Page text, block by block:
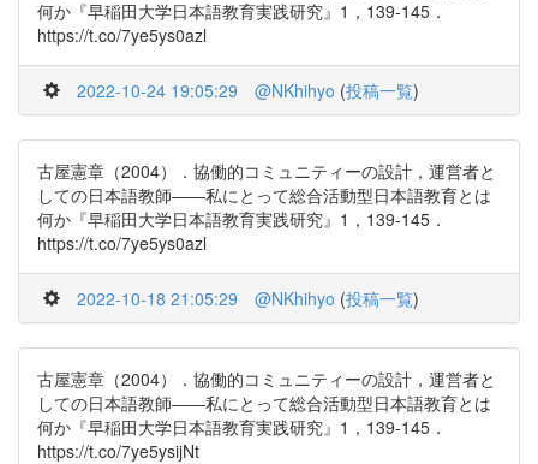
何か『早稲田大学日本語教育実践研究』1，139-145．
https://t.co/7ye5ys0azl
2022-10-24 19:05:29 @NKhihyo (投稿一覧)
古屋憲章（2004）．協働的コミュニティーの設計，運営者と
しての日本語教師――私にとって総合活動型日本語教育とは
何か『早稲田大学日本語教育実践研究』1，139-145．
https://t.co/7ye5ys0azl
2022-10-18 21:05:29 @NKhihyo (投稿一覧)
古屋憲章（2004）．協働的コミュニティーの設計，運営者と
しての日本語教師――私にとって総合活動型日本語教育とは
何か『早稲田大学日本語教育実践研究』1，139-145．
https://t.co/7ye5ysijNt